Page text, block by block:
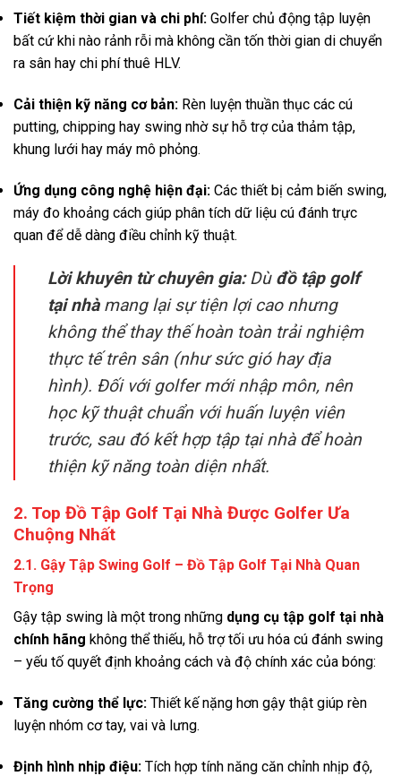
Tiết kiệm thời gian và chi phí: Golfer chủ động tập luyện
bất cứ khi nào rảnh rỗi mà không cần tốn thời gian di chuyển
ra sân hay chi phí thuê HLV.
Cải thiện kỹ năng cơ bản: Rèn luyện thuần thục các cú
putting, chipping hay swing nhờ sự hỗ trợ của thảm tập,
khung lưới hay máy mô phỏng.
Ứng dụng công nghệ hiện đại: Các thiết bị cảm biến swing,
máy đo khoảng cách giúp phân tích dữ liệu cú đánh trực
quan để dễ dàng điều chỉnh kỹ thuật.
Lời khuyên từ chuyên gia:Dù đồ tập golf
tại nhàmang lại sự tiện lợi cao nhưng
không thể thay thế hoàn toàn trải nghiệm
thực tế trên sân (như sức gió hay địa
hình). Đối với golfer mới nhập môn, nên
học kỹ thuật chuẩn với huấn luyện viên
trước, sau đó kết hợp tập tại nhà để hoàn
thiện kỹ năng toàn diện nhất.
2. Top Đồ Tập Golf Tại Nhà Được Golfer Ưa
Chuộng Nhất
2.1. Gậy Tập Swing Golf – Đồ Tập Golf Tại Nhà Quan
Trọng
Gậy tập swing là một trong những dụng cụ tập golf tại nhà
chính hãng không thể thiếu, hỗ trợ tối ưu hóa cú đánh swing
– yếu tố quyết định khoảng cách và độ chính xác của bóng:
Tăng cường thể lực: Thiết kế nặng hơn gậy thật giúp rèn
luyện nhóm cơ tay, vai và lưng.
Định hình nhịp điệu: Tích hợp tính năng căn chỉnh nhịp độ,